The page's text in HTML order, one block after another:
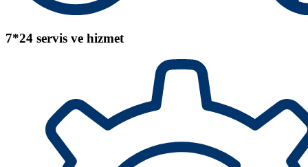
7*24 servis ve hizmet